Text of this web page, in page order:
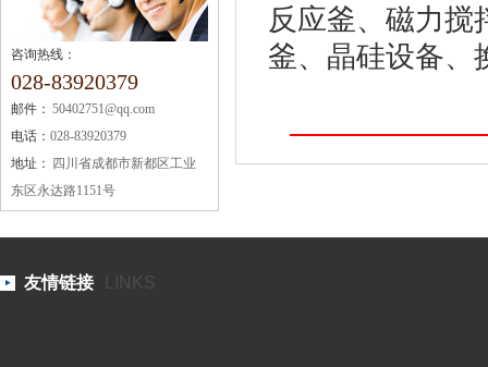
咨询热线：
028-83920379
邮件： 50402751@qq.com
电话： 028-83920379
地址：
四川省成都市新都区工业
东区永达路1151号
反应釜、磁力搅
釜、晶硅设备、
友情链接 LINKS